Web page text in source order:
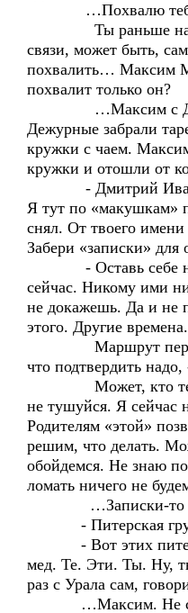
…Похвалю
Ты раньше нас
связи, может быть,
похвалить… Максим
похвалит только он?
…Максим с
Дежурные забрали
кружки с чаем.
кружки и отошли от
- Дмитрий
Я тут по «макушкам»
снял. От твоего
Забери «записки» для
- Оставь себе на
сейчас. Никому ими
не докажешь. Да и не
этого. Другие времена.
Маршрут
что подтвердить
Может, кто тебя
не тушуйся. Я сейчас
Родителям «этой»
решим, что делать.
обойдемся. Не знаю
ломать ничего не
…Записки-то
- Питерская
- Вот этих
мед. Те. Эти. Ты. Ну,
раз с Урала сам,
…Максим. Не с